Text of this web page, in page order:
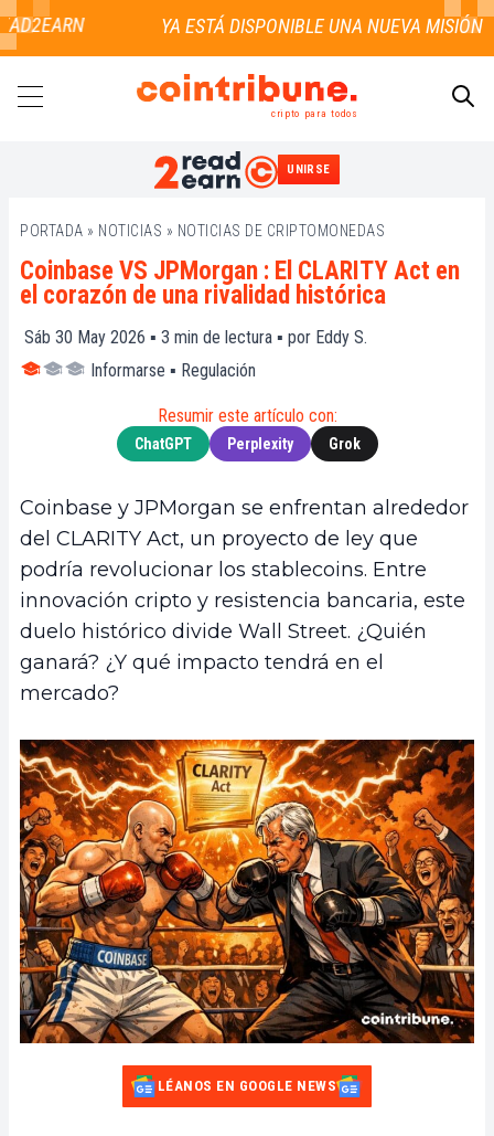
cripto para todos
UNIRSE
PORTADA » NOTICIAS » NOTICIAS DE CRIPTOMONEDAS
Coinbase VS JPMorgan : El CLARITY Act en
el corazón de una rivalidad histórica
Sáb 30 May 2026 ▪ 3 min de lectura ▪ por Eddy S.
Informarse ▪ Regulación
Resumir este artículo con:
ChatGPT Perplexity Grok
Coinbase y JPMorgan se enfrentan alrededor
del CLARITY Act, un proyecto de ley que
podría revolucionar los stablecoins. Entre
innovación cripto y resistencia bancaria, este
duelo histórico divide Wall Street. ¿Quién
ganará? ¿Y qué impacto tendrá en el
mercado?
LÉANOS EN GOOGLE NEWS